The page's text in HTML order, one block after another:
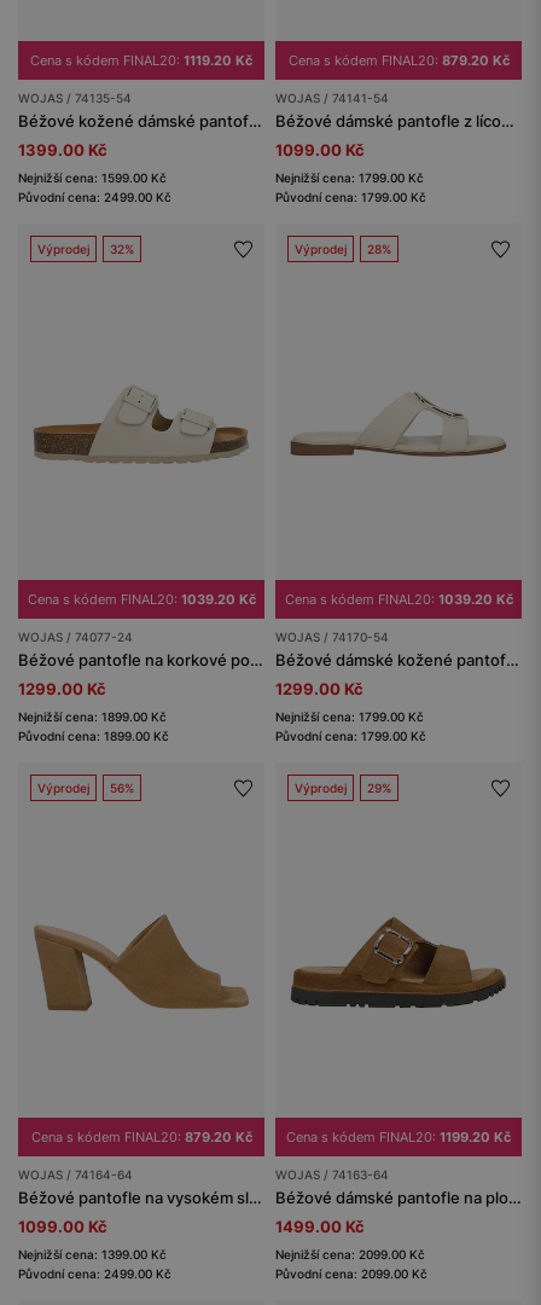
Cena s kódem FINAL20: 1119.20 Kč
WOJAS / 74135-54
Béžové kožené dámské pantofle na masivní podrážce
1399.00 Kč
Nejnižší cena: 1599.00 Kč
Původní cena: 2499.00 Kč
Cena s kódem FINAL20: 879.20 Kč
WOJAS / 74141-54
Béžové dámské pantofle z lícové kůže
1099.00 Kč
Nejnižší cena: 1799.00 Kč
Původní cena: 1799.00 Kč
Výprodej 32%
Cena s kódem FINAL20: 1039.20 Kč
WOJAS / 74077-24
Béžové pantofle na korkové podrážce
1299.00 Kč
Nejnižší cena: 1899.00 Kč
Původní cena: 1899.00 Kč
Výprodej 28%
Cena s kódem FINAL20: 1039.20 Kč
WOJAS / 74170-54
Béžové dámské kožené pantofle s kovovou ozdobou
1299.00 Kč
Nejnižší cena: 1799.00 Kč
Původní cena: 1799.00 Kč
Výprodej 56%
Cena s kódem FINAL20: 879.20 Kč
WOJAS / 74164-64
Béžové pantofle na vysokém sloupkovém podpatku
1099.00 Kč
Nejnižší cena: 1399.00 Kč
Původní cena: 2499.00 Kč
Výprodej 29%
Cena s kódem FINAL20: 1199.20 Kč
WOJAS / 74163-64
Béžové dámské pantofle na ploché podrážce
1499.00 Kč
Nejnižší cena: 2099.00 Kč
Původní cena: 2099.00 Kč